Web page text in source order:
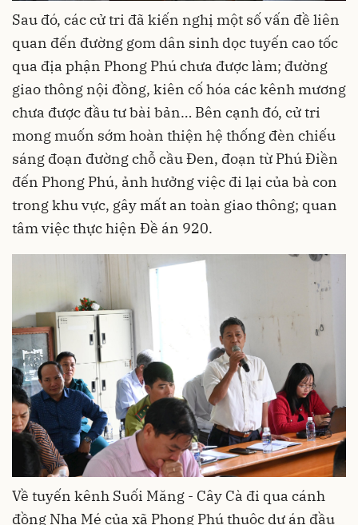
Sau đó, các cử tri đã kiến nghị một số vấn đề liên
quan đến đường gom dân sinh dọc tuyến cao tốc
qua địa phận Phong Phú chưa được làm; đường
giao thông nội đồng, kiên cố hóa các kênh mương
chưa được đầu tư bài bản… Bên cạnh đó, cử tri
mong muốn sớm hoàn thiện hệ thống đèn chiếu
sáng đoạn đường chỗ cầu Đen, đoạn từ Phú Điền
đến Phong Phú, ảnh hưởng việc đi lại của bà con
trong khu vực, gây mất an toàn giao thông; quan
tâm việc thực hiện Đề án 920.
Về tuyến kênh Suối Măng - Cây Cà đi qua cánh
đồng Nha Mé của xã Phong Phú thuộc dự án đầu